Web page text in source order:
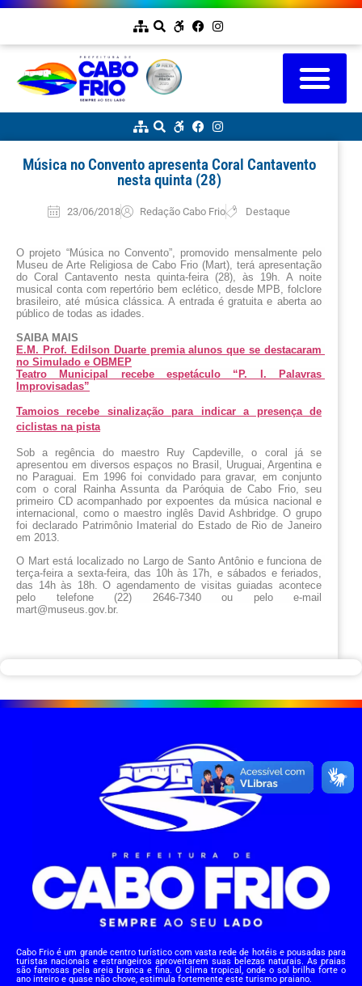
Música no Convento apresenta Coral Cantavento
nesta quinta (28)
23/06/2018 Redação Cabo Frio Destaque
O projeto “Música no Convento”, promovido mensalmente pelo
Museu de Arte Religiosa de Cabo Frio (Mart), terá apresentação
do Coral Cantavento nesta quinta-feira (28), às 19h. A noite
musical conta com repertório bem eclético, desde MPB, folclore
brasileiro, até música clássica. A entrada é gratuita e aberta ao
público de todas as idades.
SAIBA MAIS
E.M. Prof. Edilson Duarte premia alunos que se destacaram
no Simulado e OBMEP
Teatro Municipal recebe espetáculo “P. I. Palavras
Improvisadas”
Tamoios recebe sinalização para indicar a presença de
ciclistas na pista
Sob a regência do maestro Ruy Capdeville, o coral já se
apresentou em diversos espaços no Brasil, Uruguai, Argentina e
no Paraguai. Em 1996 foi convidado para gravar, em conjunto
com o coral Rainha Assunta da Paróquia de Cabo Frio, seu
primeiro CD acompanhado por expoentes da música nacional e
internacional, como o maestro inglês David Ashbridge. O grupo
foi declarado Patrimônio Imaterial do Estado de Rio de Janeiro
em 2013.
O Mart está localizado no Largo de Santo Antônio e funciona de
terça-feira a sexta-feira, das 10h às 17h, e sábados e feriados,
das 14h às 18h. O agendamento de visitas guiadas acontece
pelo telefone (22) 2646-7340 ou pelo e-mail
mart@museus.gov.br.
Cabo Frio é um grande centro turístico com vasta rede de hotéis e pousadas para
turistas nacionais e estrangeiros aproveitarem suas belezas naturais. As praias
são famosas pela areia branca e fina. O clima tropical, onde o sol brilha forte o
ano inteiro e quase não chove, estimula fortemente este turismo praiano.